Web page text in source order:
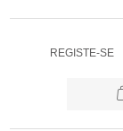
REGISTE-SE